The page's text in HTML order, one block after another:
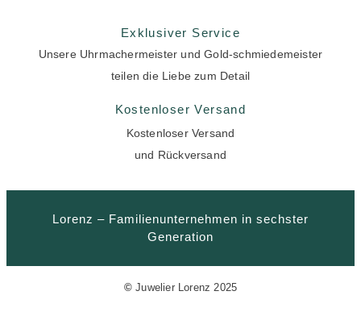
Exklusiver Service
Unsere Uhrmachermeister und Gold-schmiedemeister
teilen die Liebe zum Detail
Kostenloser Versand
Kostenloser Versand
und Rückversand
Lorenz – Familienunternehmen in sechster
Generation
© Juwelier Lorenz 2025